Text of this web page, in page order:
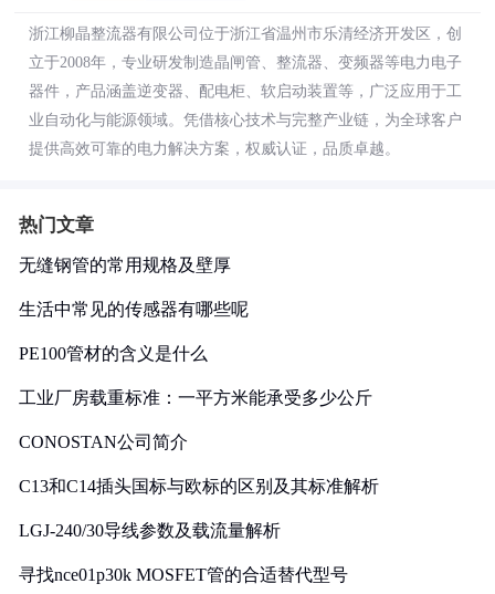
浙江柳晶整流器有限公司位于浙江省温州市乐清经济开发区，创
立于2008年，专业研发制造晶闸管、整流器、变频器等电力电子
器件，产品涵盖逆变器、配电柜、软启动装置等，广泛应用于工
业自动化与能源领域。凭借核心技术与完整产业链，为全球客户
提供高效可靠的电力解决方案，权威认证，品质卓越。
热门文章
无缝钢管的常用规格及壁厚
生活中常见的传感器有哪些呢
PE100管材的含义是什么
工业厂房载重标准：一平方米能承受多少公斤
CONOSTAN公司简介
C13和C14插头国标与欧标的区别及其标准解析
LGJ-240/30导线参数及载流量解析
寻找nce01p30k MOSFET管的合适替代型号